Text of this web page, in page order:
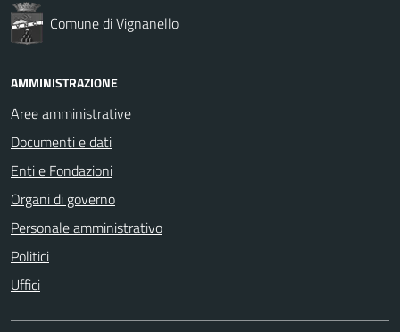
Comune di Vignanello
AMMINISTRAZIONE
Aree amministrative
Documenti e dati
Enti e Fondazioni
Organi di governo
Personale amministrativo
Politici
Uffici